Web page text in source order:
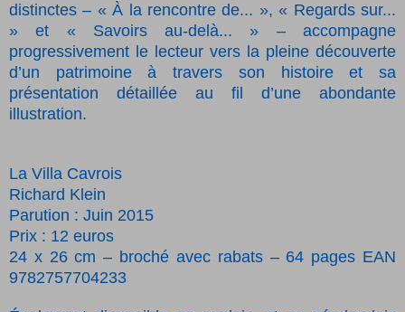
distinctes – « À la rencontre de... », « Regards sur...
» et « Savoirs au-delà... » – accompagne
progressivement le lecteur vers la pleine découverte
d’un patrimoine à travers son histoire et sa
présentation détaillée au fil d’une abondante
illustration.
La Villa Cavrois
Richard Klein
Parution : Juin 2015
Prix : 12 euros
24 x 26 cm – broché avec rabats – 64 pages EAN
9782757704233